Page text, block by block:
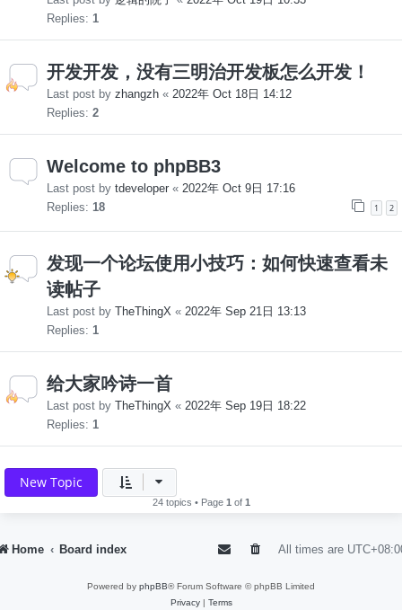
Replies: 1
开发开发，没有三明治开发板怎么开发！
Last post by zhangzh « 2022年 Oct 18日 14:12
Replies: 2
Welcome to phpBB3
Last post by tdeveloper « 2022年 Oct 9日 17:16
Replies: 18 1 2
发现一个论坛使用小技巧：如何快速查看未
读帖子
Last post by TheThingX « 2022年 Sep 21日 13:13
Replies: 1
给大家吟诗一首
Last post by TheThingX « 2022年 Sep 19日 18:22
Replies: 1
New Topic
24 topics • Page 1 of 1
Home Board index All times are
Powered by phpBB® Forum Software © phpBB Limited
Privacy| Terms